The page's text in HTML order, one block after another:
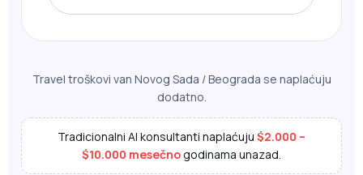
Travel troškovi van Novog Sada / Beograda se naplaćuju
dodatno.
Tradicionalni AI konsultanti naplaćuju $2.000 –
$10.000 mesečno godinama unazad.